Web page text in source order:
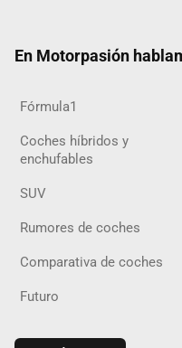
En Motorpasión
Fórmula1
Coches híbridos y
enchufables
SUV
Rumores de coches
Comparativa de coches
Futuro